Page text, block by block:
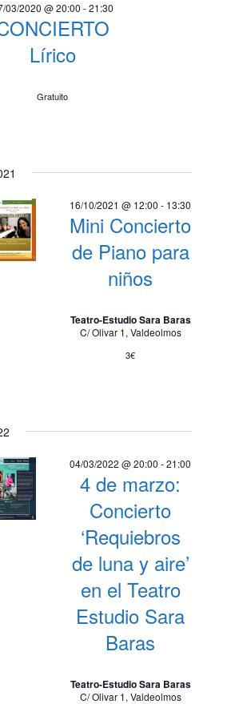
Lírico
03/2020 @ 20:00 -21:30
Gratuito
Mini Concierto
de Piano para
niños
16/10/2021 @ 12:00 - 13:30
Teatro-Estudio Sara Baras
C/ Olivar 1, Valdeolmos
3€
4 de marzo:
Concierto
‘Requiebros
de luna y aire’
en el Teatro
Estudio Sara
Baras
04/03/2022 @ 20:00 -21:00
Teatro-Estudio Sara Baras
C/ Olivar 1, Valdeolmos